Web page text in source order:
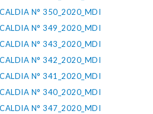
N° 350_2020_MDI
N° 349_2020_MDI
N° 343_2020_MDI
N° 342_2020_MDI
N° 341_2020_MDI
N° 340_2020_MDI
N° 347_2020_MDI